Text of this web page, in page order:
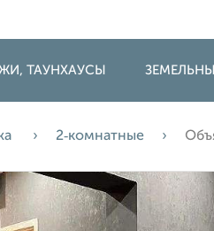
ТАУНХАУСЫ
2‑комнатные